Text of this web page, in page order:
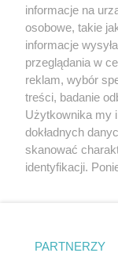
Nie zapomnij
zapoznać się z:
Twojemiasto
Piekary Śląskie
Chorzów
Tarnowskie Góry
Gliwice
informacje na
osobowe, takie
informacje
przeglądania w
reklam, wybór
treści, badanie
Użytkownika my
dokładnych
skanować
identyfikacji.
prywatności
. Niektóre
PARTNERZY